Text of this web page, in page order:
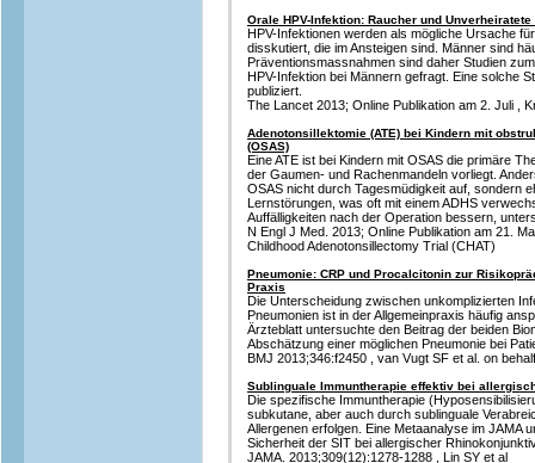
Orale HPV-Infektion: Raucher und
HPV-Infektionen werden als mögliche Ursache
disskutiert, die im Ansteigen sind. Männer sind
Präventionsmassnahmen sind daher Studien
HPV-Infektion bei Männern gefragt. Eine solche
publiziert.
The Lancet 2013; Online Publikation am 2. Juli ,
Adenotonsillektomie (ATE) bei Kindern mit
(OSAS)
Eine ATE ist bei Kindern mit OSAS die primäre
der Gaumen- und Rachenmandeln vorliegt.
OSAS nicht durch Tagesmüdigkeit auf, sondern
Lernstörungen, was oft mit einem ADHS
Auffälligkeiten nach der Operation bessern,
N Engl J Med. 2013; Online Publikation am 21.
Childhood Adenotonsillectomy Trial (CHAT)
Pneumonie: CRP und Procalcitonin zur
Praxis
Die Unterscheidung zwischen unkomplizierten
Pneumonien ist in der Allgemeinpraxis häufig
Ärzteblatt untersuchte den Beitrag der beiden
Abschätzung einer möglichen Pneumonie bei
BMJ 2013;346:f2450 , van Vugt SF et al. on
Sublinguale Immuntherapie effektiv bei
Die spezifische Immuntherapie
subkutane, aber auch durch sublinguale
Allergenen erfolgen. Eine Metaanalyse im JAMA
Sicherheit der SIT bei allergischer
JAMA. 2013;309(12):1278-1288 , Lin SY et al